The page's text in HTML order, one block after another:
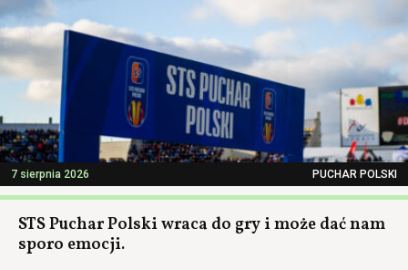
7 sierpnia 2026 PUCHAR POLSKI
STS Puchar Polski wraca do gry i może dać nam
sporo emocji.